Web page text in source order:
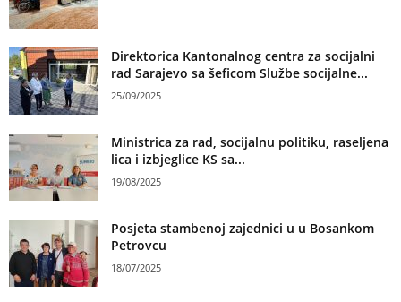
Direktorica Kantonalnog centra za socijalni
rad Sarajevo sa šeficom Službe socijalne...
25/09/2025
Ministrica za rad, socijalnu politiku, raseljena
lica i izbjeglice KS sa...
19/08/2025
Posjeta stambenoj zajednici u u Bosankom
Petrovcu
18/07/2025